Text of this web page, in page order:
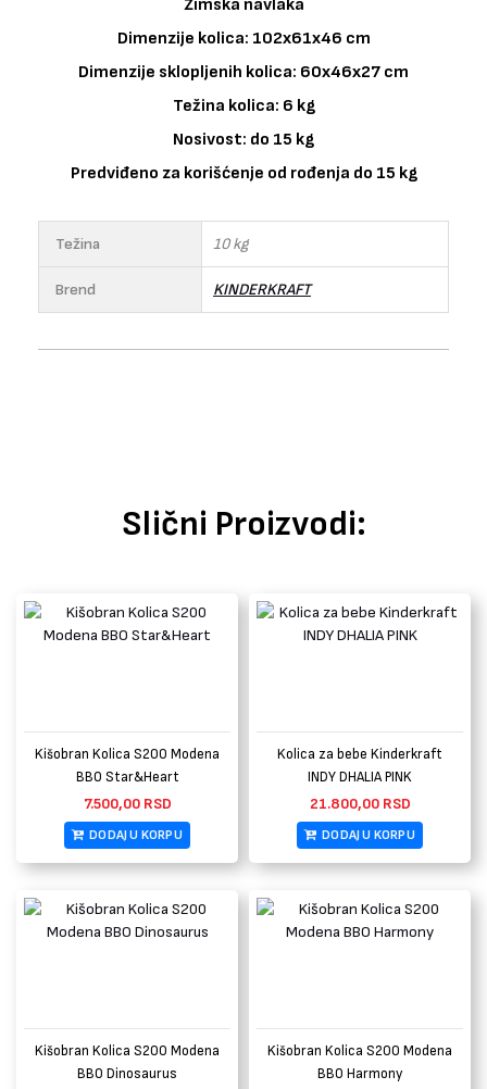
Zimska navlaka
Dimenzije kolica: 102x61x46 cm
Dimenzije sklopljenih kolica: 60x46x27 cm
Težina kolica: 6 kg
Nosivost: do 15 kg
Predviđeno za korišćenje od rođenja do 15 kg
Težina 10 kg
Brend KINDERKRAFT
Slični Proizvodi:
Kišobran Kolica S200 Modena
BBO Star&Heart
7.500,00 RSD
DODAJ U KORPU
Kolica za bebe Kinderkraft
INDY DHALIA PINK
21.800,00 RSD
DODAJ U KORPU
Kišobran Kolica S200 Modena
BBO Dinosaurus
Kišobran Kolica S200 Modena
BBO Harmony